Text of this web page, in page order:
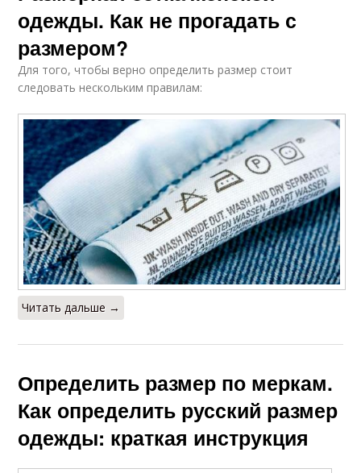
одежды. Как не прогадать с
размером?
Для того, чтобы верно определить размер стоит
следовать нескольким правилам:
Читать дальше →
Определить размер по меркам.
Как определить русский размер
одежды: краткая инструкция